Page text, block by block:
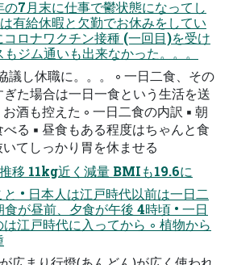
の7月末に仕事で鬱状態になってし
有給休暇と欠勤でお休みをしてい
ロナワクチン接種 (一回目)を受け
ジム通いも出来なかった。。。
議し休職に。。。 ◦ 一日二食、その
ぎた場合は一日一食という生活を送
酒も控えた ◦ 一日二食の内訳 ▪ 朝
る ▪ 昼食もある程度はちゃんと食
てしっかり胃を休ませる
移 11kg近く減量 BMIも19.6に
• 日本人は江戸時代以前は一日二
が昼前、夕食が午後 4時頃 • 一日
江戸時代に入ってから ◦ 植物から